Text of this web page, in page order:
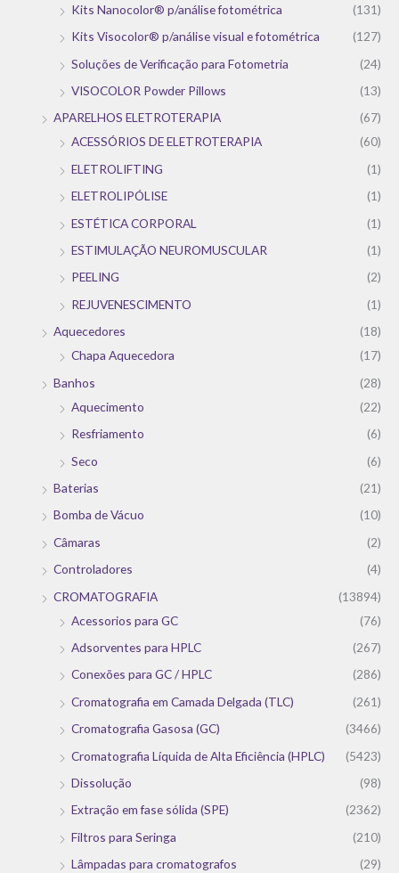
Kits Nanocolor® p/análise fotométrica
(131)
Kits Visocolor® p/análise visual e fotométrica
(127)
Soluções de Verificação para Fotometria
(24)
VISOCOLOR Powder Pillows
(13)
APARELHOS ELETROTERAPIA
(67)
ACESSÓRIOS DE ELETROTERAPIA
(60)
ELETROLIFTING
(1)
ELETROLIPÓLISE
(1)
ESTÉTICA CORPORAL
(1)
ESTIMULAÇÃO NEUROMUSCULAR
(1)
PEELING
(2)
REJUVENESCIMENTO
(1)
Aquecedores
(18)
Chapa Aquecedora
(17)
Banhos
(28)
Aquecimento
(22)
Resfriamento
(6)
Seco
(6)
Baterias
(21)
Bomba de Vácuo
(10)
Câmaras
(2)
Controladores
(4)
CROMATOGRAFIA
(13894)
Acessorios para GC
(76)
Adsorventes para HPLC
(267)
Conexões para GC / HPLC
(286)
Cromatografia em Camada Delgada (TLC)
(261)
Cromatografia Gasosa (GC)
(3466)
Cromatografia Líquida de Alta Eficiência (HPLC)
(5423)
Dissolução
(98)
Extração em fase sólida (SPE)
(2362)
Filtros para Seringa
(210)
Lâmpadas para cromatografos
(29)